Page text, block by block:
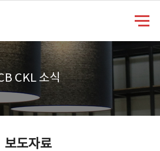
CKL 소식
보도자료